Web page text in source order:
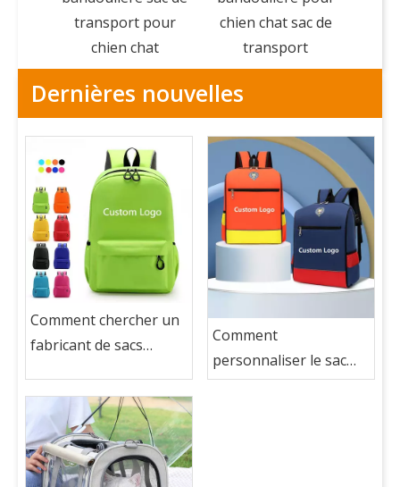
transport pour
chien chat
chien chat sac de
transport
Dernières nouvelles
Comment chercher un
fabricant de sacs
d'école personnalisé
avec mon logo?
Comment
personnaliser le sac
d'école avec mon logo?